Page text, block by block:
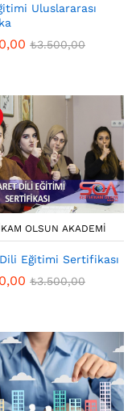
Uluslararası
₺3.500,00
OLSUN AKADEMI
Eğitimi Sertifikası
₺3.500,00